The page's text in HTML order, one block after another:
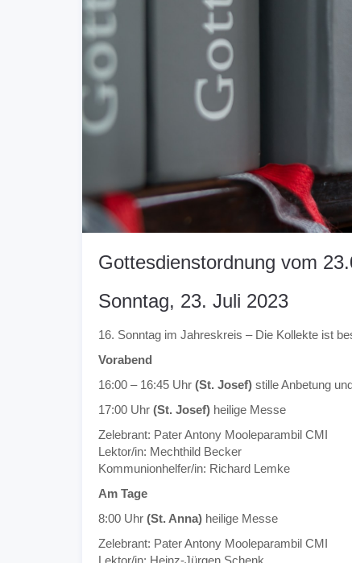
Gottesdienstordnung vom
Sonntag, 23. Juli 2023
16. Sonntag im Jahreskreis – Die Kollekte ist
Vorabend
16:00 – 16:45 Uhr (St. Josef) stille Anbetung
17:00 Uhr (St. Josef) heilige Messe
Zelebrant: Pater Antony Mooleparambil CMI
Lektor/in: Mechthild Becker
Kommunionhelfer/in: Richard Lemke
Am Tage
8:00 Uhr (St. Anna) heilige Messe
Zelebrant: Pater Antony Mooleparambil CMI
Lektor/in: Heinz-Jürgen Schenk